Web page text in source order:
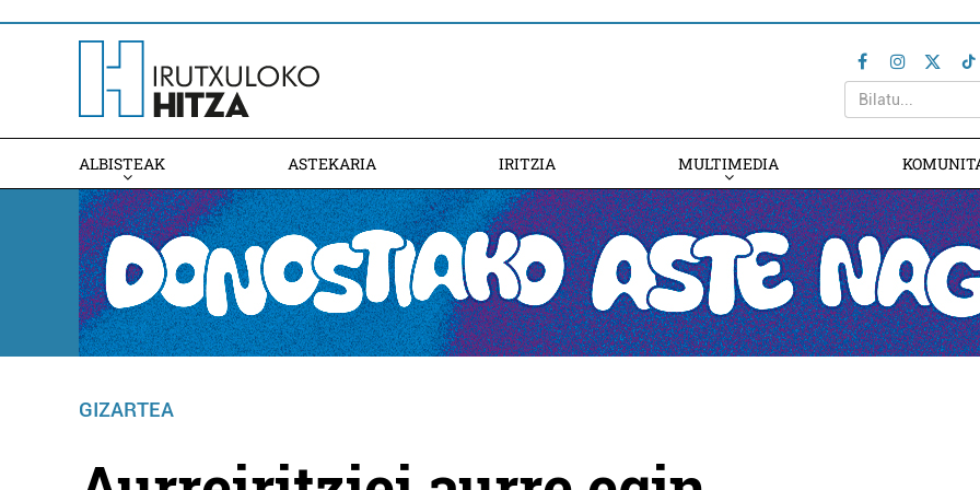
ALBISTEAK ASTEKARIA IRITZIA MULTIMEDIA
GIZARTEA